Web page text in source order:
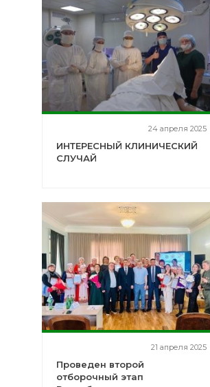
24 апреля 2025
ИНТЕРЕСНЫЙ КЛИНИЧЕСКИЙ
СЛУЧАЙ
21 апреля 2025
Проведен второй
отборочный этап